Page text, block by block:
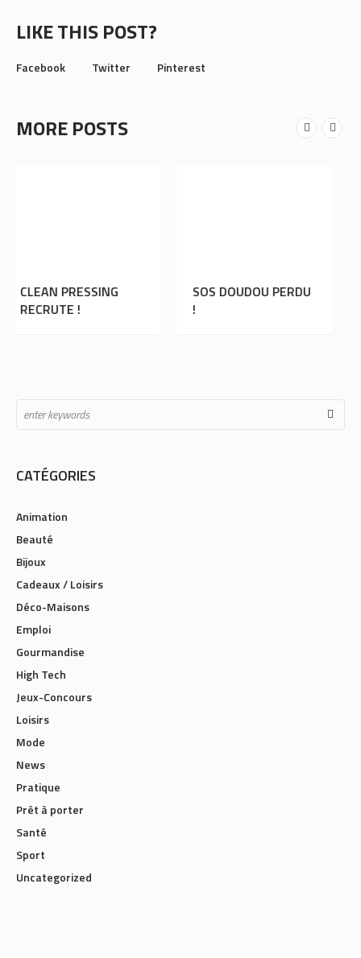
LIKE THIS POST?
Facebook Twitter Pinterest
MORE POSTS
SOS DOUDOU PERDU
L’ASM RUGBY
CATÉGORIES
Animation
Beauté
Bijoux
Cadeaux / Loisirs
Déco-Maisons
Emploi
Gourmandise
High Tech
Jeux-Concours
Loisirs
Mode
News
Pratique
Prêt à porter
Santé
Sport
Uncategorized